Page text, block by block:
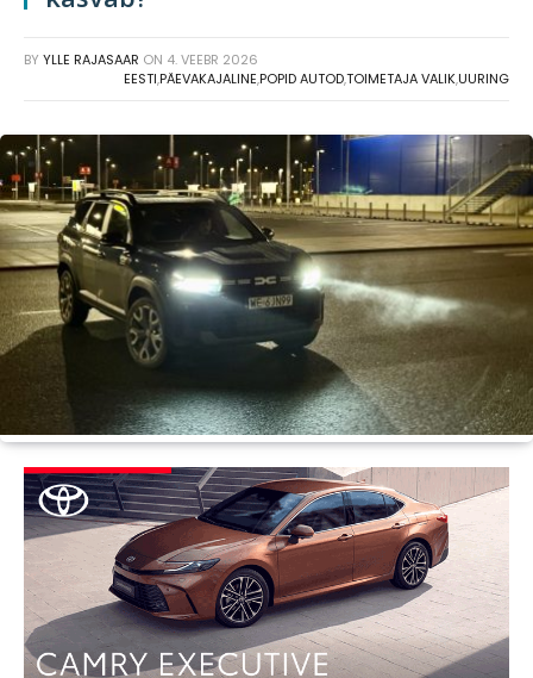
BY YLLE RAJASAAR ON 4. VEEBR 2026
EESTI,PÄEVAKAJALINE,POPID AUTOD,TOIMETAJA VALIK,UURING